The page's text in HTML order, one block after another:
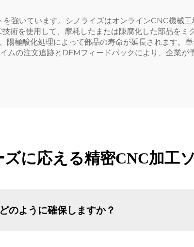
強いています。シノライズはオンラインCNC機械
術を使用して、摩耗したまたは陳腐化した部品を
極酸化処理によって部品の寿命が延長されます。
ムの注文追跡とDFMフィードバックにより、企業
に応える精密CNC加工
のように確保しますか？